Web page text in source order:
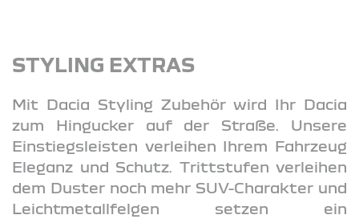
STYLING EXTRAS
Mit Dacia Styling Zubehör wird Ihr Dacia
zum Hingucker auf der Straße. Unsere
Einstiegsleisten verleihen Ihrem Fahrzeug
Eleganz und Schutz. Trittstufen verleihen
dem Duster noch mehr SUV-Charakter und
Leichtmetallfelgen setzen ein